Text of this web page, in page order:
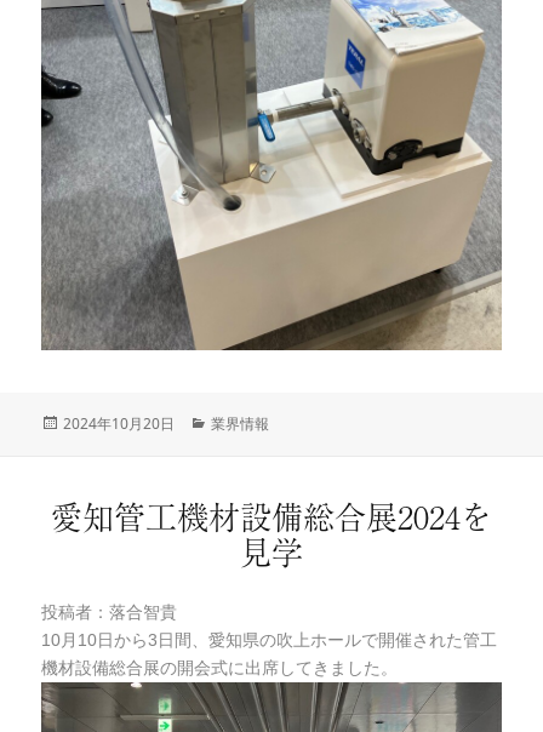
投
2024年10月20日
カ
ー
業界情報
愛知管工機材設備総合展2024を
見学
投稿者：落合智貴
10月10日から3日間、愛知県の吹上ホールで開催された管工
機材設備総合展の開会式に出席してきました。